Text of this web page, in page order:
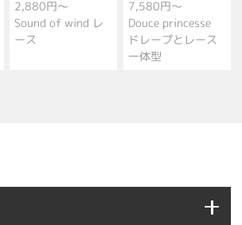
2,880円～
Sound of wind レ
ース
7,580円～
Douce princesse
ドレープとレース
一体型